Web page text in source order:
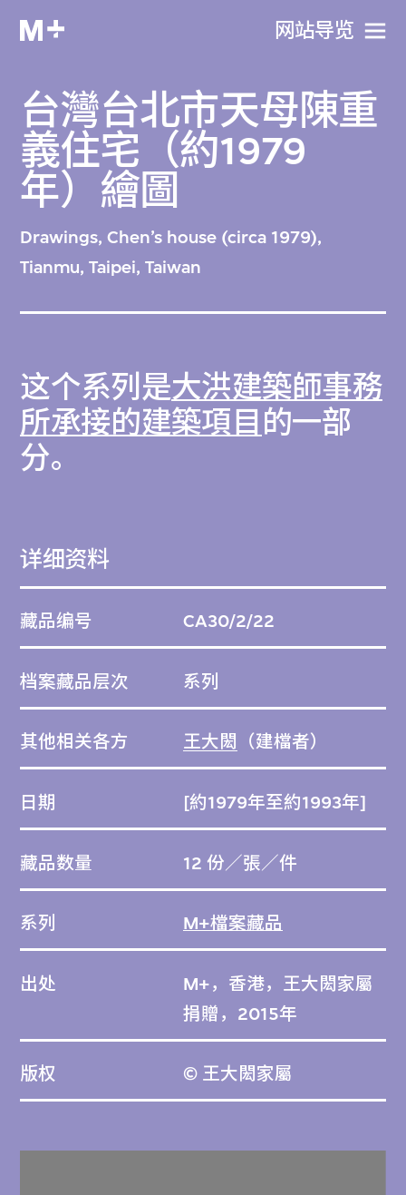
网站导览
台灣台北市天母陳重
義住宅（約1979
年）繪圖
Drawings, Chen’s house (circa 1979),
Tianmu, Taipei, Taiwan
这个系列是大洪建築師事務
所承接的建築項目 的一部
分。
详细资料
藏品编号 CA30/2/22
档案藏品层次 系列
其他相关各方 王大閎 （建檔者）
日期 [約1979年至約1993年]
藏品数量 12 份／張／件
系列 M+檔案藏品
出处
M+，香港，王大閎家屬
捐贈，2015年
版权 © 王大閎家屬